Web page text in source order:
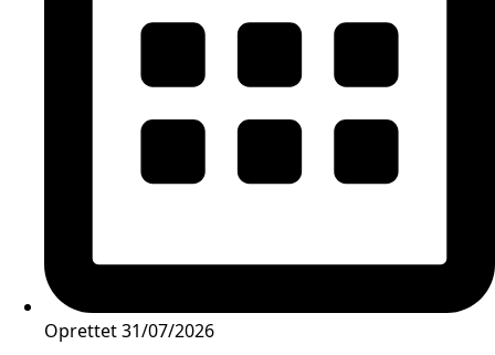
Oprettet31/07/2026